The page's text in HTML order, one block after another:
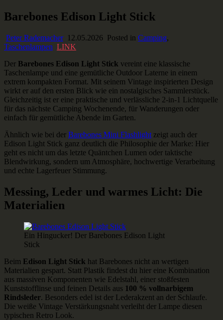
Skip
to
Ausstaffiert
Gear und Gadgets zum Verlieben
Barebones Edison Light Stick
Peter Rademacher 12.05.2026 Posted in Camping,
Taschenlampen LINK
Der Barebones Edison Light Stick vereint eine klassische
Taschenlampe und eine gemütliche Outdoor Laterne in einem
extrem kompakten Format. Mit seinem Vintage inspirierten Design
wirkt er auf den ersten Blick wie ein nostalgisches Sammlerstück.
Gleichzeitig ist er eine praktische und verlässliche 2-in-1 Lichtquelle
für das nächste Camping Wochenende, für Wanderungen oder
einfach für gemütliche Abende im Garten.
Ähnlich wie bei der Barebones Mini Flashlight zeigt auch der
Edison Light Stick ganz deutlich die Philosophie der Marke: Hier
geht es nicht um das letzte Quäntchen Lumen oder taktische
Blendwirkung, sondern um Atmosphäre, hochwertige Verarbeitung
und echte Lagerfeuer Stimmung.
Messing, Leder und warmes Licht: Die
Materialien
Ein Hingucker! Der Barebones Edison Light
Stick
Beim Edison Light Stick hat Barebones nicht an wertigen
Materialien gespart. Statt Plastik findest du hier eine Kombination
aus massiven Komponenten wie Edelstahl, einer stoßfesten
Kunststofflinse und feinen Details aus 100 % vollnarbigem
Rindsleder. Besonders edel ist der Lederakzent an der Schlaufe.
Die weiße Vintage Verstärkungsnaht verleiht der Lampe diesen
typischen Retro Look.